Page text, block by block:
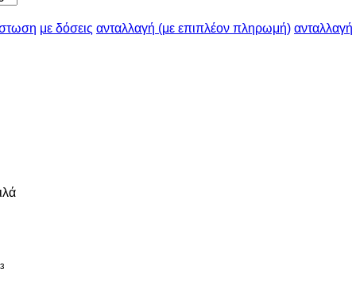
με δόσεις ανταλλαγή (με επιπλέον πληρωμή) ανταλλαγή